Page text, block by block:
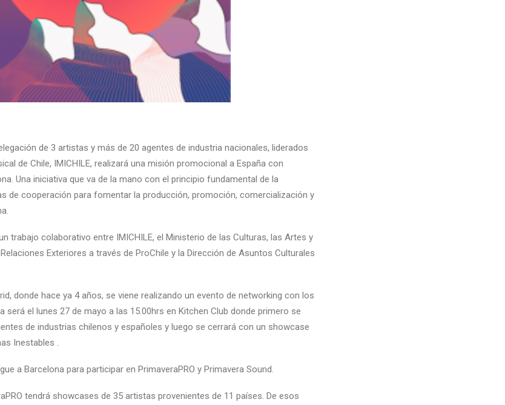
de 3 artistas y más de 20 agentes de industria nacionales, liderados
de Chile, IMICHILE, realizará una misión promocional a España con
Una iniciativa que va de la mano con el principio fundamental de la
de cooperación para fomentar la producción, promoción, comercialización y
trabajo colaborativo entre IMICHILE, el Ministerio de las Culturas, las Artes y
Exteriores a través de ProChile y la Dirección de Asuntos Culturales
donde hace ya 4 años, se viene realizando un evento de networking con los
será el lunes 27 de mayo a las 15.00hrs en Kitchen Club donde primero se
de industrias chilenos y españoles y luego se cerrará con un showcase
Inestables .
a Barcelona para participar en PrimaveraPRO y Primavera Sound.
tendrá showcases de 35 artistas provenientes de 11 países. De esos